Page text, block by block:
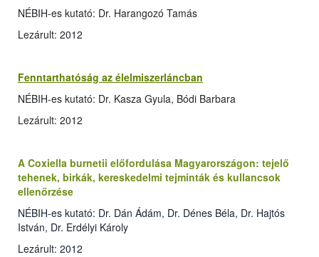
NÉBIH-es kutató: Dr. Harangozó Tamás
Lezárult: 2012
Fenntarthatóság az élelmiszerláncban
NÉBIH-es kutató: Dr. Kasza Gyula, Bódi Barbara
Lezárult: 2012
A Coxiella burnetii előfordulása Magyarországon: tejelő
tehenek, birkák, kereskedelmi tejminták és kullancsok
ellenőrzése
NÉBIH-es kutató: Dr. Dán Ádám, Dr. Dénes Béla, Dr. Hajtós
István, Dr. Erdélyi Károly
Lezárult: 2012